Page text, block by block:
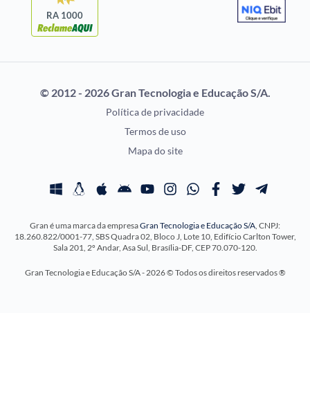
CONCURSOS POR
Concursos Militares
Concursos Saúde
Concursos Tribunais
Residência Multiprofissional
EXAME DE ORDEM
OAB
Prova OAB
Calendário OAB
Questões OAB
Exame de Ordem
RA 1000
© 2012 - 2026 Gran Tecnologia e Educação S/A.
Política de privacidade
Termos de uso
Mapa do site
Gran é uma marca da empresaGran Tecnologia e Educação S/A , CNPJ:
18.260.822/0001-77, SBS Quadra 02, Bloco J, Lote 10, Edifício Carlton Tower,
Sala 201, 2º Andar, Asa Sul, Brasília-DF, CEP 70.070-120.
Gran Tecnologia e Educação S/A - 2026 © Todos os direitos reservados ®